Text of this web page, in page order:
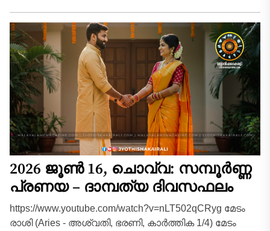
2026 ജൂൺ 16, ചൊവ്വ: സമ്പൂർണ്ണ
പ്രണയ – ദാമ്പത്യ ദിവസഫലം
https://www.youtube.com/watch?v=nLT502qCRyg മേടം
രാശി (Aries - അശ്വതി, ഭരണി, കാർത്തിക 1/4) മേടം